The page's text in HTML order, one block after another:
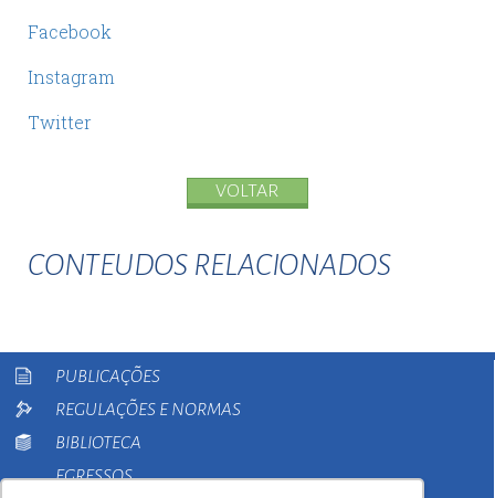
Facebook
Instagram
Twitter
VOLTAR
CONTEUDOS RELACIONADOS
PUBLICAÇÕES
REGULAÇÕES E NORMAS
BIBLIOTECA
EGRESSOS